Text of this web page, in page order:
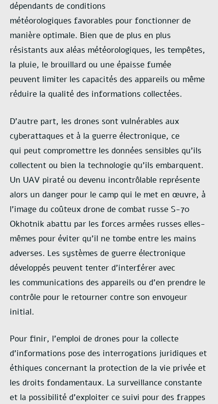
dépendants de conditions
météorologiques favorables pour fonctionner de
manière optimale. Bien que de plus en plus
résistants aux aléas météorologiques, les tempêtes,
la pluie, le brouillard ou une épaisse fumée
peuvent limiter les capacités des appareils ou même
réduire la qualité des informations collectées.
D’autre part, les drones sont vulnérables aux
cyberattaques et à la guerre électronique, ce
qui peut compromettre les données sensibles qu’ils
collectent ou bien la technologie qu’ils embarquent.
Un UAV piraté ou devenu incontrôlable représente
alors un danger pour le camp qui le met en œuvre, à
l’image du coûteux drone de combat russe S-70
Okhotnik abattu par les forces armées russes elles-
mêmes pour éviter qu’il ne tombe entre les mains
adverses. Les systèmes de guerre électronique
développés peuvent tenter d’interférer avec
les communications des appareils ou d’en prendre le
contrôle pour le retourner contre son envoyeur
initial.
Pour finir, l’emploi de drones pour la collecte
d’informations pose des interrogations juridiques et
éthiques concernant la protection de la vie privée et
les droits fondamentaux. La surveillance constante
et la possibilité d’exploiter ce suivi pour des frappes